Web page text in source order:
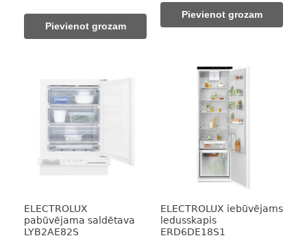
was:
471,00 €.
Pievienot grozam
was:
76,00 €.
Pievienot grozam
ELECTROLUX
pabūvējama saldētava
LYB2AE82S
ELECTROLUX iebūvējams
ledusskapis
ERD6DE18S1